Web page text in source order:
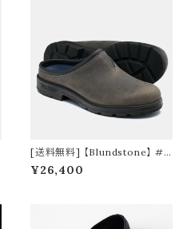
[送料無料] 【Blundstone】 #2
¥26,400